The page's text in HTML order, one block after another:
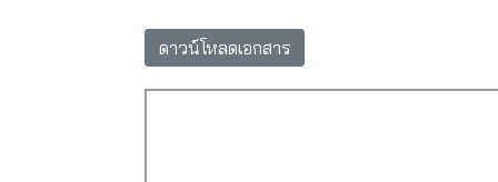
ดาวน์โหลดเอกสาร